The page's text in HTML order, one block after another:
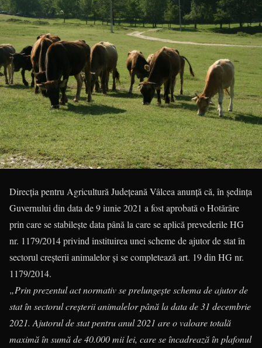
Direcția pentru Agricultură Județeană Vâlcea anunță că, în ședința
Guvernului din data de 9 iunie 2021 a fost aprobată o Hotărâre
prin care se stabilește data până la care se aplică prevederile HG
nr. 1179/2014 privind instituirea unei scheme de ajutor de stat în
sectorul creşterii animalelor și se completează art. 19 din HG nr.
1179/2014.
„Prin prezentul act normativ se prelungește schema de ajutor de
stat în sectorul creşterii animalelor până la data de 31 decembrie
2021. Ajutorul de stat pentru anul 2021 are o valoare totală
maximă în sumă de 40.000 mii lei, care se încadrează în plafonul